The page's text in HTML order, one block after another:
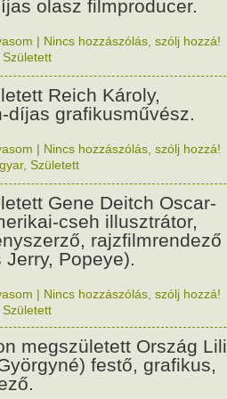
olasz filmproducer.
| Nincs hozzászólás, szólj hozzá!
Született
Reich Károly,
díjas grafikusművész.
| Nincs hozzászólás, szólj hozzá!
, Született
Gene Deitch Oscar-
cseh illusztrátor,
rajzfilmrendező
Jerry, Popeye).
| Nincs hozzászólás, szólj hozzá!
Született
megszületett Ország Lili
festő, grafikus,